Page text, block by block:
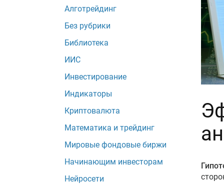
Алготрейдинг
Без рубрики
Библиотека
ИИС
Инвестирование
Индикаторы
Криптовалюта
Математика и трейдинг
Мировые фондовые биржи
Начинающим инвесторам
Нейросети